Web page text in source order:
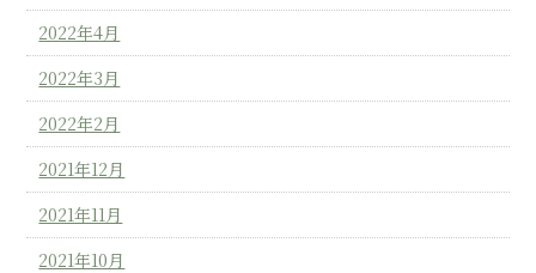
2022年4月
2022年3月
2022年2月
2021年12月
2021年11月
2021年10月